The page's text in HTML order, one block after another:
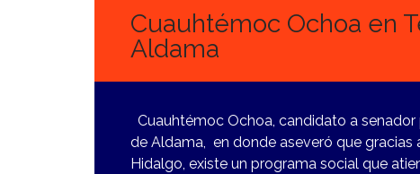
Cuauhtémoc Ochoa en
Aldama
Cuauhtémoc Ochoa, candidato a
de Aldama, en donde aseveró que gracias
Hidalgo, existe un programa social que